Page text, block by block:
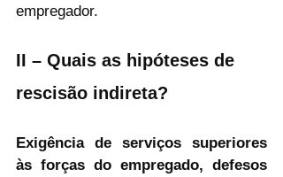
empregador.
II – Quais as hipóteses de
rescisão indireta?
Exigência de serviços superiores
às forças do empregado, defesos